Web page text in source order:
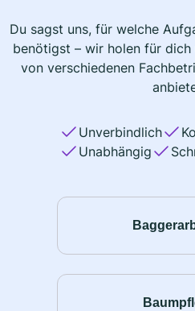
Du sagst uns, für welche
benötigst – wir holen für
von verschiedenen
Unverbindlich
Unabhängig